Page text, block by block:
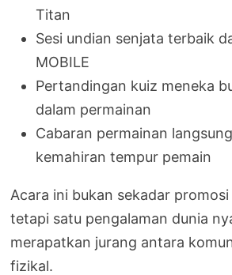
Titan
Sesi undian senjata terbaik
MOBILE
Pertandingan kuiz meneka
dalam permainan
Cabaran permainan
kemahiran tempur pemain
Acara ini bukan sekadar
tetapi satu pengalaman dunia
merapatkan jurang antara
fizikal.